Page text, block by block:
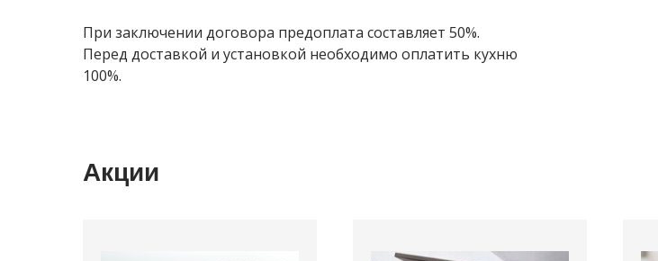
При заключении договора предоплата составляет 50%.
Перед доставкой и установкой необходимо оплатить кухню
100%.
Акции